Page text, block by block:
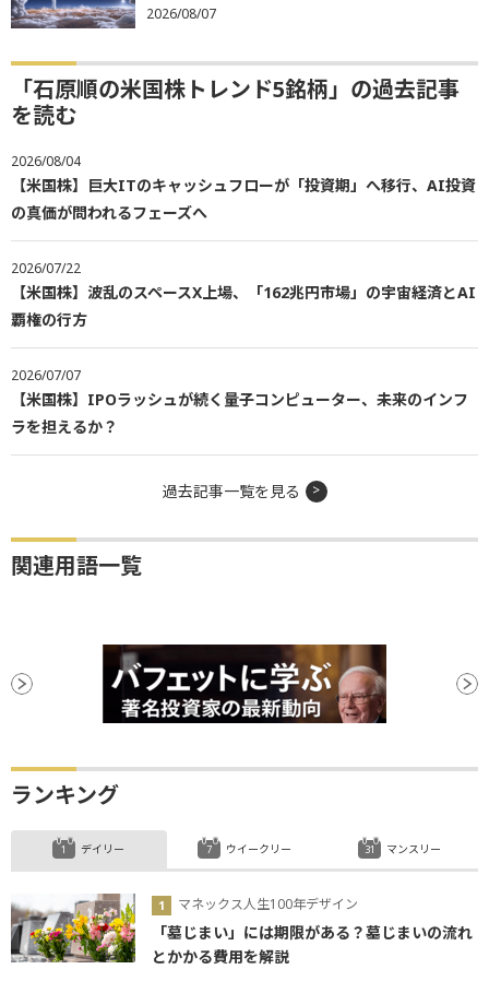
2026/08/07
「石原順の米国株トレンド5銘柄」の過去記事
を読む
2026/08/04
【米国株】巨大ITのキャッシュフローが「投資期」へ移行、AI投資
の真価が問われるフェーズへ
2026/07/22
【米国株】波乱のスペースX上場、「162兆円市場」の宇宙経済とAI
覇権の行方
2026/07/07
【米国株】IPOラッシュが続く量子コンピューター、未来のインフ
ラを担えるか？
過去記事一覧を見る
関連用語一覧
ランキング
デイリー
マネックス人生100年デザイン
「墓じまい」には期限がある？墓じまいの流れ
とかかる費用を解説
ウイークリー マンスリー